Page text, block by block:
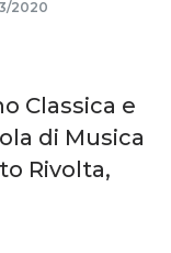
2020
Classica e
di Musica
Rivolta,